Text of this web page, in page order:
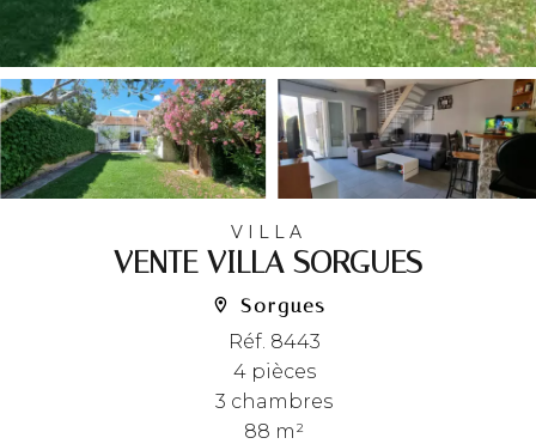
VILLA
VENTE VILLA SORGUES
Sorgues
Réf. 8443
4 pièces
3 chambres
88 m²